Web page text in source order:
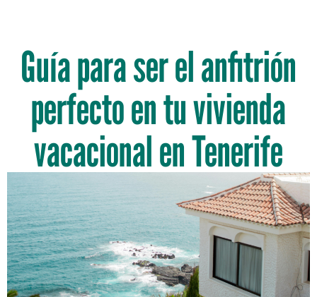
Guía para ser el anfitrión
perfecto en tu vivienda
vacacional en Tenerife